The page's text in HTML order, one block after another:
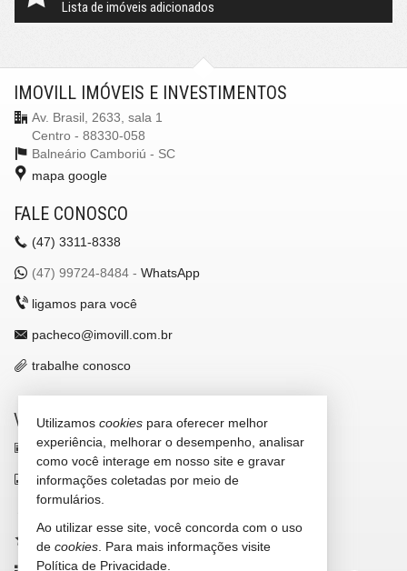
Lista de imóveis adicionados
IMOVILL IMÓVEIS E INVESTIMENTOS
Av. Brasil, 2633, sala 1
Centro - 88330-058
Balneário Camboriú - SC
mapa google
FALE CONOSCO
(47) 3311-8338
(47) 99724-8484 - WhatsApp
ligamos para você
pacheco@imovill.com.br
trabalhe conosco
VEJA MAIS
receba nosso newsletter
indicadores financeiros
imóveis favoritos
Utilizamos cookies para oferecer melhor
experiência, melhorar o desempenho, analisar
como você interage em nosso site e gravar
informações coletadas por meio de
formulários.
Ao utilizar esse site, você concorda com o uso
de cookies . Para mais informações visite
Política de Privacidade